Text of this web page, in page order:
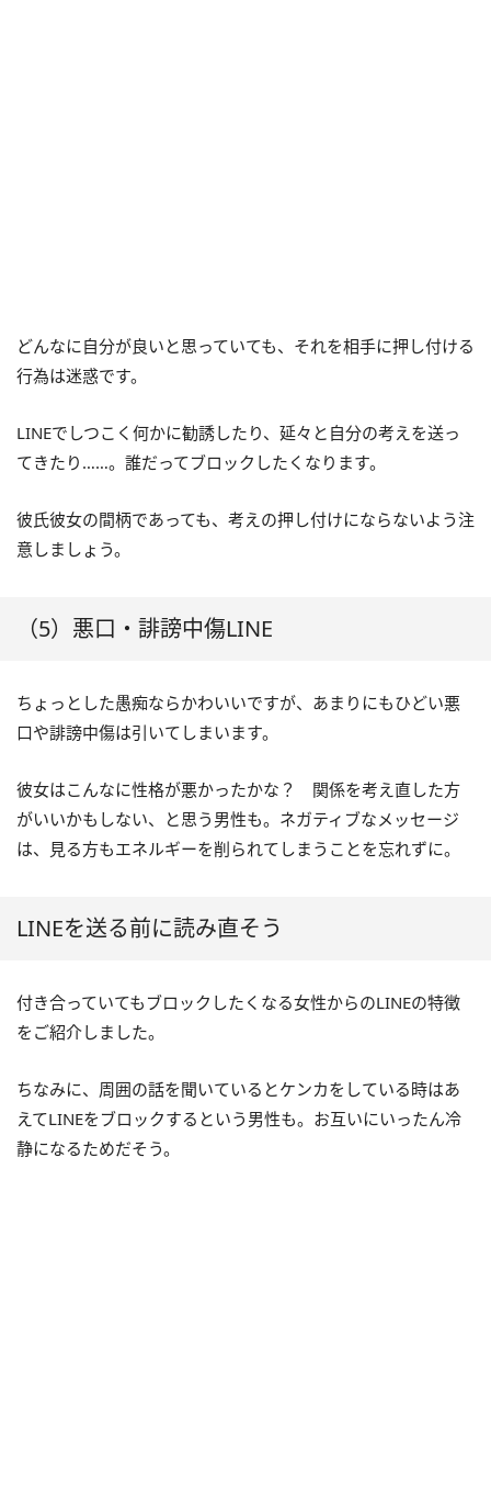
どんなに自分が良いと思っていても、それを相手に押し付ける
行為は迷惑です。
LINEでしつこく何かに勧誘したり、延々と自分の考えを送っ
てきたり……。誰だってブロックしたくなります。
彼氏彼女の間柄であっても、考えの押し付けにならないよう注
意しましょう。
（5）悪口・誹謗中傷LINE
ちょっとした愚痴ならかわいいですが、あまりにもひどい悪
口や誹謗中傷は引いてしまいます。
彼女はこんなに性格が悪かったかな？ 関係を考え直した方
がいいかもしない、と思う男性も。ネガティブなメッセージ
は、見る方もエネルギーを削られてしまうことを忘れずに。
LINEを送る前に読み直そう
付き合っていてもブロックしたくなる女性からのLINEの特徴
をご紹介しました。
ちなみに、周囲の話を聞いているとケンカをしている時はあ
えてLINEをブロックするという男性も。お互いにいったん冷
静になるためだそう。